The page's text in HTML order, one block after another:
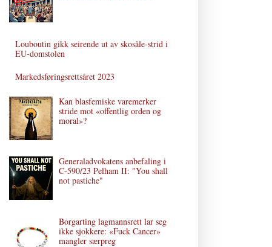
Louboutin gikk seirende ut av skosåle-strid i
EU-domstolen
Markedsføringsrettsåret 2023
Kan blasfemiske varemerker
stride mot «offentlig orden og
moral»?
Generaladvokatens anbefaling i
C‑590/23 Pelham II: "You shall
not pastiche"
Borgarting lagmannsrett lar seg
ikke sjokkere: «Fuck Cancer»
mangler særpreg